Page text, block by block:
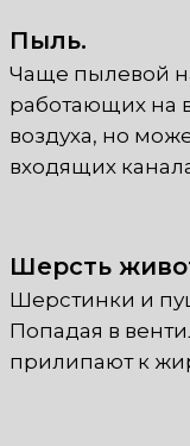
Пыль.
Чаще пылевой
работающих на
воздуха, но
входящих
Шерсть
Шерстинки и
Попадая в
прилипают к